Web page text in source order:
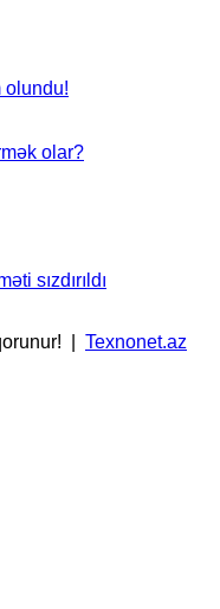
olundu!
olar?
sızdırıldı
| Texnonet.az